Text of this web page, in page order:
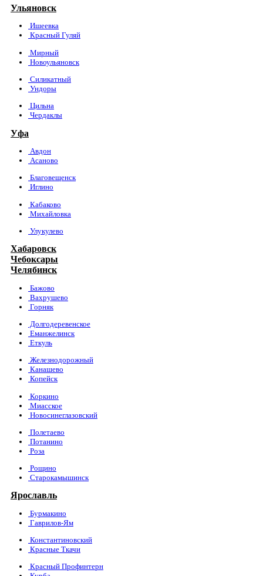
Ульяновск
Ишеевка
Красный Гуляй
Мирный
Новоульяновск
Силикатный
Ундоры
Цильна
Чердаклы
Уфа
Авдон
Асаново
Благовещенск
Иглино
Кабаково
Михайловка
Улукулево
Хабаровск
Чебоксары
Челябинск
Бажово
Вахрушево
Горняк
Долгодеревенское
Еманжелинск
Еткуль
Железнодорожный
Канашево
Копейск
Коркино
Миасское
Новосинеглазовский
Полетаево
Потанино
Роза
Рощино
Старокамышинск
Ярославль
Бурмакино
Гаврилов-Ям
Константиновский
Красные Ткачи
Красный Профинтерн